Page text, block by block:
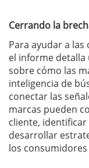
Cerrando la
Para ayudar a
el informe
sobre cómo las
inteligencia de
conectar las
marcas pueden
cliente, identificar
desarrollar
los